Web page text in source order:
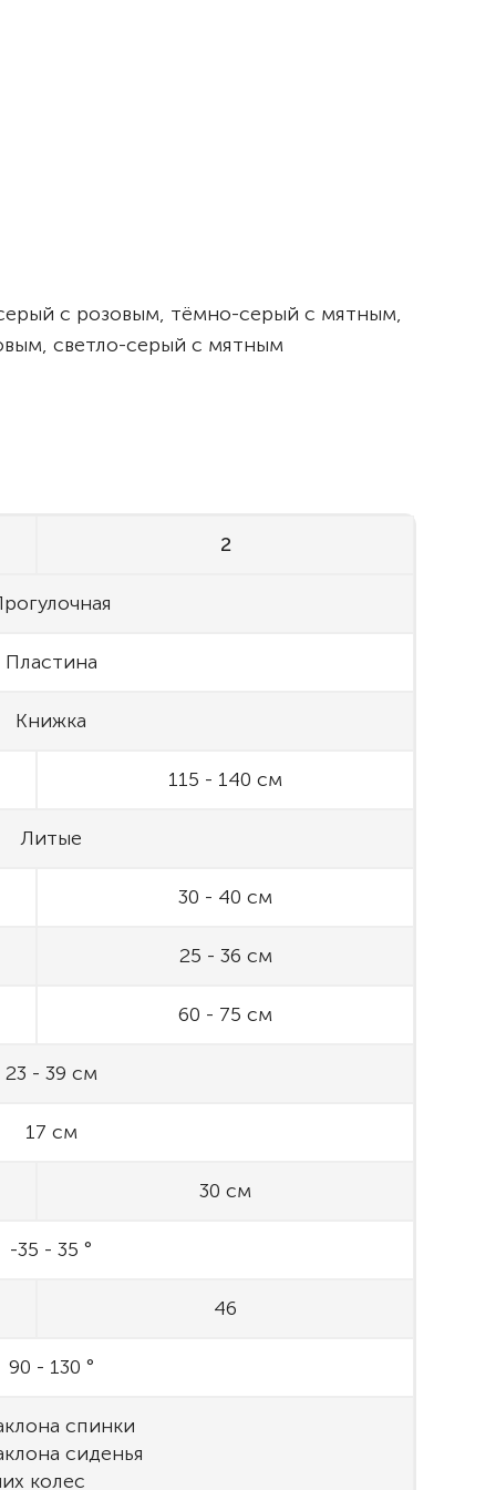
с розовым, тёмно-серый с мятным,
светло-серый с мятным
2
Пластина
Книжка
115 - 140 см
Литые
30 - 40 см
25 - 36 см
60 - 75 см
23 - 39 см
17 см
30 см
-35 - 35 °
46
90 - 130 °
спинки
сиденья
колес